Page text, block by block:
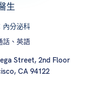
生
內分泌科
話、英語
Street, 2nd Floor
CA 94122